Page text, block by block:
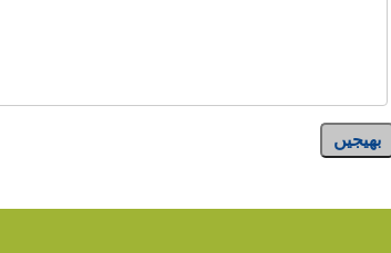
بھیجیں